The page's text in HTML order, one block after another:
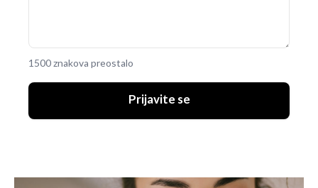
1500 znakova preostalo
Prijavite se